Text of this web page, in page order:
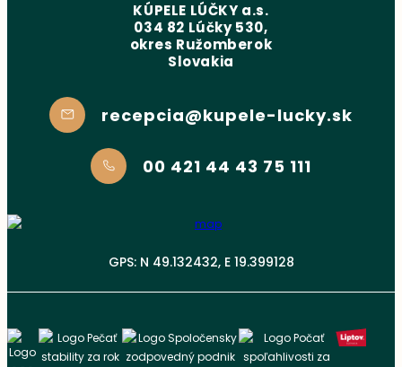
KÚPELE LÚČKY a.s.
034 82 Lúčky 530,
okres Ružomberok
Slovakia
recepcia@kupele-lucky.sk
00 421 44 43 75 111
GPS: N 49.132432, E 19.399128